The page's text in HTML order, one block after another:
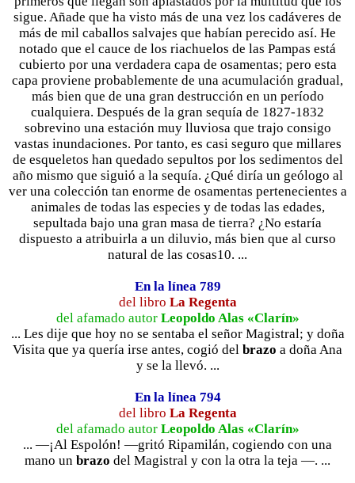
sigue. Añade que ha visto más de una vez los cadáveres de
más de mil caballos salvajes que habían perecido así. He
notado que el cauce de los riachuelos de las Pampas está
cubierto por una verdadera capa de osamentas; pero esta
capa proviene probablemente de una acumulación gradual,
más bien que de una gran destrucción en un período
cualquiera. Después de la gran sequía de 1827-1832
sobrevino una estación muy lluviosa que trajo consigo
vastas inundaciones. Por tanto, es casi seguro que millares
de esqueletos han quedado sepultos por los sedimentos del
año mismo que siguió a la sequía. ¿Qué diría un geólogo al
ver una colección tan enorme de osamentas pertenecientes a
animales de todas las especies y de todas las edades,
sepultada bajo una gran masa de tierra? ¿No estaría
dispuesto a atribuirla a un diluvio, más bien que al curso
natural de las cosas10. ...
En la línea 789
del libro La Regenta
del afamado autor Leopoldo Alas «Clarín»
... Les dije que hoy no se sentaba el señor Magistral; y doña
Visita que ya quería irse antes, cogió del brazo a doña Ana
y se la llevó. ...
En la línea 794
del libro La Regenta
del afamado autor Leopoldo Alas «Clarín»
... —¡Al Espolón! —gritó Ripamilán, cogiendo con una
mano un brazo del Magistral y con la otra la teja —. ...